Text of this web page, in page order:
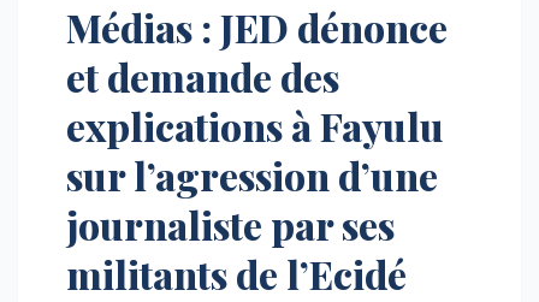
Médias : JED dénonce
et demande des
explications à Fayulu
sur l’agression d’une
journaliste par ses
militants de l’Ecidé